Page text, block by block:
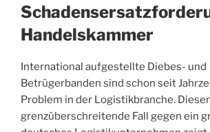
Handelskammer
International aufgestellte Diebes- und
Betrügerbanden sind schon seit
Problem in der Logistikbranche.
grenzüberschreitende Fall gegen ein